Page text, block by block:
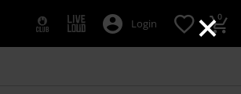
×
Login 0